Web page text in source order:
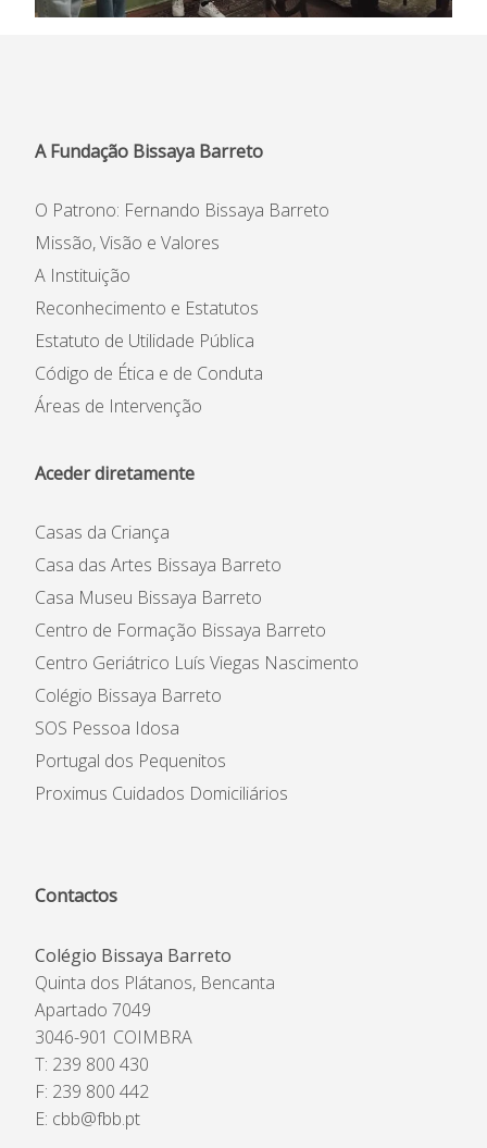
A Fundação Bissaya Barreto
O Patrono: Fernando Bissaya Barreto
Missão, Visão e Valores
A Instituição
Reconhecimento e Estatutos
Estatuto de Utilidade Pública
Código de Ética e de Conduta
Áreas de Intervenção
Aceder diretamente
Casas da Criança
Casa das Artes Bissaya Barreto
Casa Museu Bissaya Barreto
Centro de Formação Bissaya Barreto
Centro Geriátrico Luís Viegas Nascimento
Colégio Bissaya Barreto
SOS Pessoa Idosa
Portugal dos Pequenitos
Proximus Cuidados Domiciliários
Contactos
Colégio Bissaya Barreto
Quinta dos Plátanos, Bencanta
Apartado 7049
3046-901 COIMBRA
T: 239 800 430
F: 239 800 442
E: cbb@fbb.pt